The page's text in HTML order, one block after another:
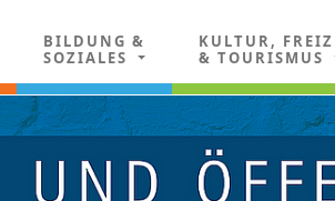
BILDUNG &
SOZIALES
KULTUR,
& TOURISMUS